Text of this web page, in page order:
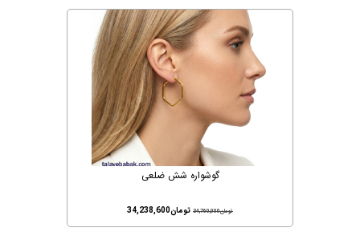
گوشواره شش ضلعی
تومان34,760,000 تومان34,238,600